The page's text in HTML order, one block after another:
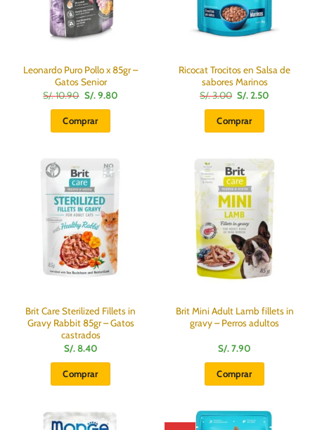
Leonardo Puro Pollo x 85gr –
Gatos Senior
S/.10.90 El
precio
original
era:
S/.
S/.9.80El
Comprar
Ricocat Trocitos en Salsa de
sabores Marinos
S/.3.00 El
precio
original
era:
S/.
S/.2.50
Comprar
Brit Care Sterilized Fillets in
Gravy Rabbit 85gr – Gatos
castrados
S/.8.40
Comprar
Brit Mini Adult Lamb fillets in
gravy – Perros adultos
S/.7.90
Comprar